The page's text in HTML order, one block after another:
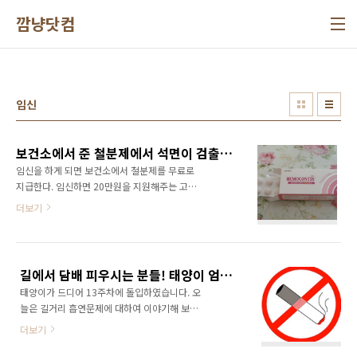
깜냥닷컴
임신
보건소에서 준 철분제에서 석면이 검출되었는데도 무책임한 보건소의 행태를 고발합니다!
임신을 하게 되면 보건소에서 철분제를 무료로
지급한다. 임신하면 20만원을 지원해주는 고운
맘카드와 함께 임신을 장려하는 많은 복지제도
소에서 준 철분제에서 석면이 검출되었다는 정
보를 얻게 되었다. 임신관련 카페에 다른 회원이
올려놓은 글을 통해서 알게된 것이다. 혹시나 하
는 마음에 식약청 홈페이지까지 들어가서 확인
더보기
길에서 담배 피우시는 분들! 태양이 엄마가 괴로워해요... ㅠㅠ
태양이가 드디어 13주차에 돌입하였습니다. 오
늘은 길거리 흡연문제에 대하여 이야기해 보고
자 합니다. 태양이 엄마나 저나 담배를 피우지도
더보기